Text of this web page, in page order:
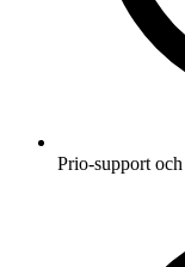
Prio-support